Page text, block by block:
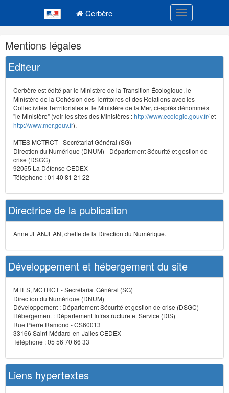
Cerbère Toggle
Navigation
et
outils
annexes
Mentions légales
Editeur
Cerbère est édité par le Ministère de la Transition Écologique, le
Ministère de la Cohésion des Territoires et des Relations avec les
Collectivités Terrritoriales et le Ministère de la Mer, ci-après dénommés
"le Ministère" (voir les sites des Ministères :http://www.ecologie.gouv.fr/et
http://www.mer.gouv.fr).
MTES MCTRCT - Secrétariat Général (SG)
Direction du Numérique (DNUM) - Département Sécurité et gestion de
crise (DSGC)
92055 La Défense CEDEX
Téléphone : 01 40 81 21 22
Directrice de la publication
Anne JEANJEAN, cheffe de la Direction du Numérique.
Développement et hébergement du site
MTES, MCTRCT - Secrétariat Général (SG)
Direction du Numérique (DNUM)
Développement : Département Sécurité et gestion de crise (DSGC)
Hébergement : Département Infrastructure et Service (DIS)
Rue Pierre Ramond - CS60013
33166 Saint-Médard-en-Jalles CEDEX
Téléphone : 05 56 70 66 33
Liens hypertextes